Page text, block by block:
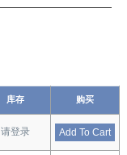
库存 购买
请登录 Add To Cart